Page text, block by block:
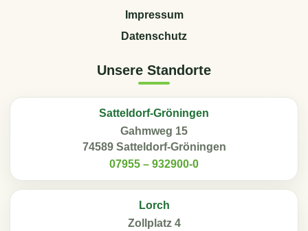
Impressum
Datenschutz
Unsere Standorte
Satteldorf-Gröningen
Gahmweg 15
74589 Satteldorf-Gröningen
07955 – 932900-0
Lorch
Zollplatz 4